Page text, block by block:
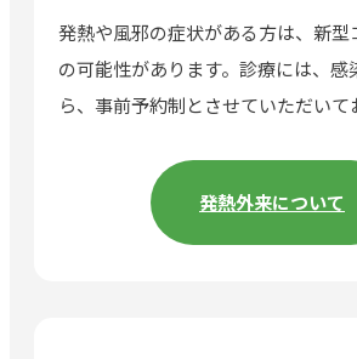
発熱や風邪の症状がある方は、新型
の可能性があります。診療には、感
ら、事前予約制とさせていただいて
発熱外来について